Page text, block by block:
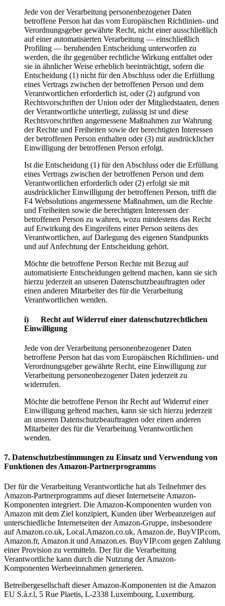
Jede von der Verarbeitung personenbezogener Daten
betroffene Person hat das vom Europäischen Richtlinien- und
Verordnungsgeber gewährte Recht, nicht einer ausschließlich
auf einer automatisierten Verarbeitung — einschließlich
Profiling — beruhenden Entscheidung unterworfen zu
werden, die ihr gegenüber rechtliche Wirkung entfaltet oder
sie in ähnlicher Weise erheblich beeinträchtigt, sofern die
Entscheidung (1) nicht für den Abschluss oder die Erfüllung
eines Vertrags zwischen der betroffenen Person und dem
Verantwortlichen erforderlich ist, oder (2) aufgrund von
Rechtsvorschriften der Union oder der Mitgliedstaaten, denen
der Verantwortliche unterliegt, zulässig ist und diese
Rechtsvorschriften angemessene Maßnahmen zur Wahrung
der Rechte und Freiheiten sowie der berechtigten Interessen
der betroffenen Person enthalten oder (3) mit ausdrücklicher
Einwilligung der betroffenen Person erfolgt.
Ist die Entscheidung (1) für den Abschluss oder die Erfüllung
eines Vertrags zwischen der betroffenen Person und dem
Verantwortlichen erforderlich oder (2) erfolgt sie mit
ausdrücklicher Einwilligung der betroffenen Person, trifft die
F4 Websolutions angemessene Maßnahmen, um die Rechte
und Freiheiten sowie die berechtigten Interessen der
betroffenen Person zu wahren, wozu mindestens das Recht
auf Erwirkung des Eingreifens einer Person seitens des
Verantwortlichen, auf Darlegung des eigenen Standpunkts
und auf Anfechtung der Entscheidung gehört.
Möchte die betroffene Person Rechte mit Bezug auf
automatisierte Entscheidungen geltend machen, kann sie sich
hierzu jederzeit an unseren Datenschutzbeauftragten oder
einen anderen Mitarbeiter des für die Verarbeitung
Verantwortlichen wenden.
i) Recht auf Widerruf einer datenschutzrechtlichen
Einwilligung
Jede von der Verarbeitung personenbezogener Daten
betroffene Person hat das vom Europäischen Richtlinien- und
Verordnungsgeber gewährte Recht, eine Einwilligung zur
Verarbeitung personenbezogener Daten jederzeit zu
widerrufen.
Möchte die betroffene Person ihr Recht auf Widerruf einer
Einwilligung geltend machen, kann sie sich hierzu jederzeit
an unseren Datenschutzbeauftragten oder einen anderen
Mitarbeiter des für die Verarbeitung Verantwortlichen
wenden.
7. Datenschutzbestimmungen zu Einsatz und Verwendung von
Funktionen des Amazon-Partnerprogramms
Der für die Verarbeitung Verantwortliche hat als Teilnehmer des
Amazon-Partnerprogramms auf dieser Internetseite Amazon-
Komponenten integriert. Die Amazon-Komponenten wurden von
Amazon mit dem Ziel konzipiert, Kunden über Werbeanzeigen auf
unterschiedliche Internetseiten der Amazon-Gruppe, insbesondere
auf Amazon.co.uk, Local.Amazon.co.uk, Amazon.de, BuyVIP.com,
Amazon.fr, Amazon.it und Amazon.es. BuyVIP.com gegen Zahlung
einer Provision zu vermitteln. Der für die Verarbeitung
Verantwortliche kann durch die Nutzung der Amazon-
Komponenten Werbeeinnahmen generieren.
Betreibergesellschaft dieser Amazon-Komponenten ist die Amazon
EU S.à.r.l, 5 Rue Plaetis, L-2338 Luxembourg, Luxemburg.